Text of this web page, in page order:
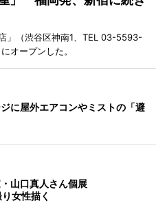
」（渋谷区神南1、TEL 03-5593-
オープンした。
に屋外エアコンやミストの「避
山口真人さん個展
女性描く